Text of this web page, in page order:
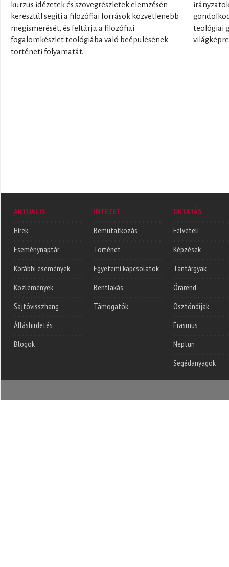
kurzus idézetek és szövegrészletek elemzésén
keresztül segíti a filozófiai források közvetlenebb
megismerését, és feltárja a filozófiai
fogalomkészlet teológiába való beépülésének
történeti folyamatát.
teológiai
AKTUÁLIS
Hírek
Eseménynaptár
Korábbi események
Közlemények
Sajtóvisszhang
Álláshirdetés
Blogok
INTÉZET
Bemutatkozás
Történet
Egyetemi kapcsolatok
Bentlakás
Támogatók
OKTATÁS
Felvételi
Képzések
Tantárgyak
Órarend
Ösztöndíjak
Erasmus
Neptun
Segédanyagok